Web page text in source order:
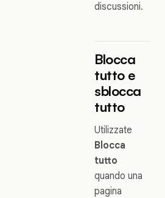
discussioni.
Blocca
tutto e
sblocca
tutto
Utilizzate
Blocca
tutto
quando una
pagina